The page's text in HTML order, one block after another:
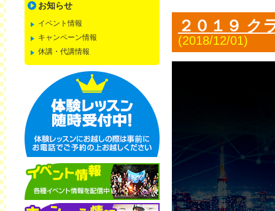
２０１９ ク
(2018/12/01)
お知らせ
イベント情報
キャンペーン情報
休講・代講情報